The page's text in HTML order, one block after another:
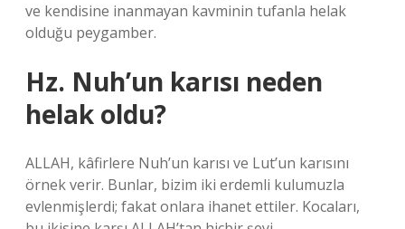
ve kendisine inanmayan kavminin tufanla helak
olduğu peygamber.
Hz. Nuh’un karısı neden
helak oldu?
ALLAH, kâfirlere Nuh’un karısı ve Lut’un karısını
örnek verir. Bunlar, bizim iki erdemli kulumuzla
evlenmişlerdi; fakat onlara ihanet ettiler. Kocaları,